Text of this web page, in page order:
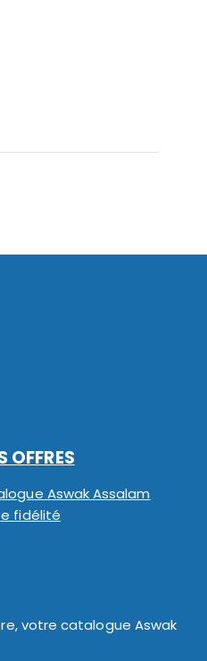
OFFRES
Aswak Assalam
fidélité
votre catalogue Aswak